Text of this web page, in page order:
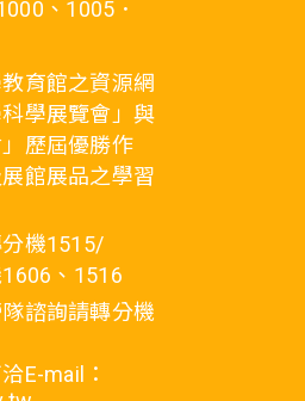
、1005．
育館之資源網
學展覽會」與
」歷屆優勝作
館展品之學習
機1515/
、1516
諮詢請轉分機
E-mail：